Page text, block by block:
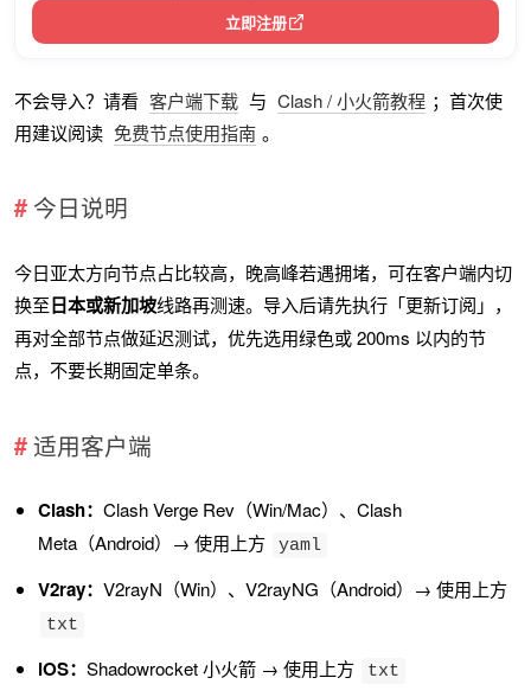
立即注册
不会导入？请看 客户端下载 与 Clash / 小火箭教程 ；首次使
用建议阅读 免费节点使用指南 。
今日说明
今日亚太方向节点占比较高，晚高峰若遇拥堵，可在客户端内切
换至日本或新加坡线路再测速。导入后请先执行「更新订阅」，
再对全部节点做延迟测试，优先选用绿色或 200ms 以内的节
点，不要长期固定单条。
适用客户端
Clash： Clash Verge Rev（Win/Mac）、Clash
Meta（Android）→ 使用上方
yaml
V2ray： V2rayN（Win）、V2rayNG（Android）→ 使用上方
txt
iOS： Shadowrocket 小火箭 → 使用上方 txt